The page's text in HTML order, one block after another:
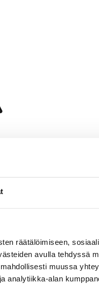
räätälöimiseen,
avulla tehdyssä
muussa
analytiikka-alan